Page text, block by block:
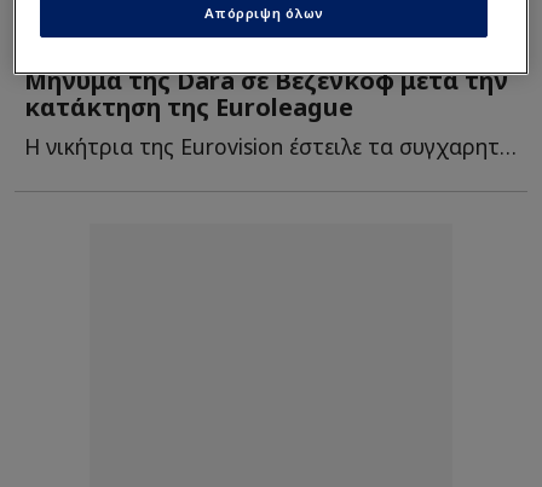
Euroleague| 25/05 - 16:18
Μήνυμα της Dara σε Βεζένκοφ μετά την
κατάκτηση της Euroleague
Η νικήτρια της Eurovision έστειλε τα συγχαρητήριά της στον Β...
Απόρριψη όλων